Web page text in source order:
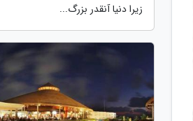
زیرا دنیا آنقدر بزرگ...